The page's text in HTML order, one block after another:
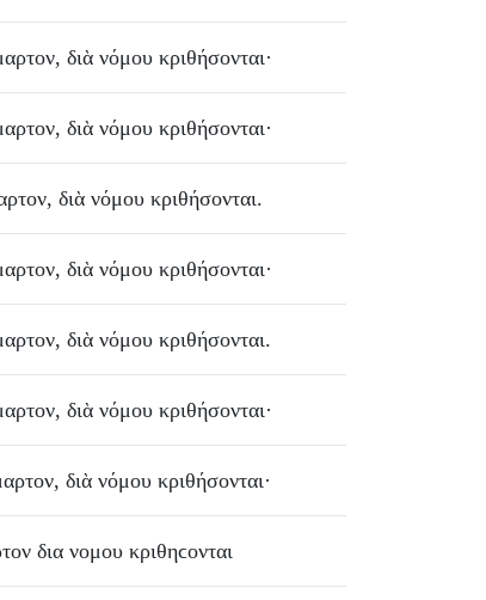
, διὰ νόμου κριθήσονται·
, διὰ νόμου κριθήσονται·
, διὰ νόμου κριθήσονται.
, διὰ νόμου κριθήσονται·
, διὰ νόμου κριθήσονται.
, διὰ νόμου κριθήσονται·
, διὰ νόμου κριθήσονται·
δια νομου κριθηϲονται